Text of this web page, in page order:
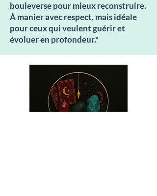
bouleverse pour mieux reconstruire.
À manier avec respect, mais idéale
pour ceux qui veulent guérir et
évoluer en profondeur."